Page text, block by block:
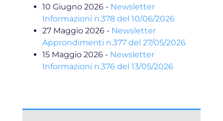
10 Giugno 2026 - Newsletter
Informazioni n.378 del 10/06/2026
27 Maggio 2026 - Newsletter
Approndimenti n.377 del 27/05/2026
15 Maggio 2026 - Newsletter
Informazioni n.376 del 13/05/2026